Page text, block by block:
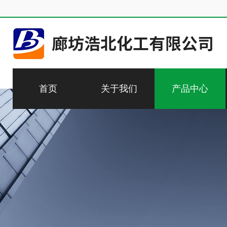
首页 关于我们 产品中心